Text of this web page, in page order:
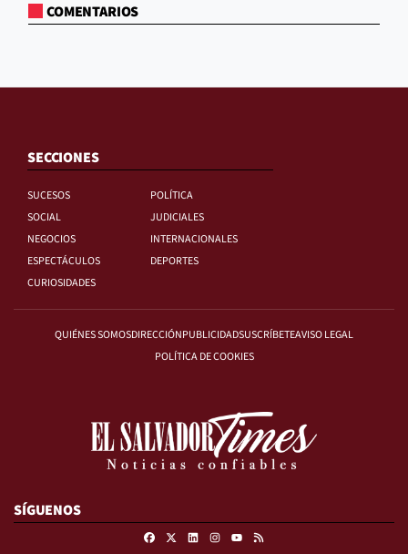
COMENTARIOS
SECCIONES
SUCESOS
POLÍTICA
SOCIAL
JUDICIALES
NEGOCIOS
INTERNACIONALES
ESPECTÁCULOS
DEPORTES
CURIOSIDADES
QUIÉNES SOMOSDIRECCIÓNPUBLICIDADSUSCRÍBETEAVISO LEGAL
POLÍTICA DE COOKIES
SÍGUENOS
FacebookLinkedinInstagram